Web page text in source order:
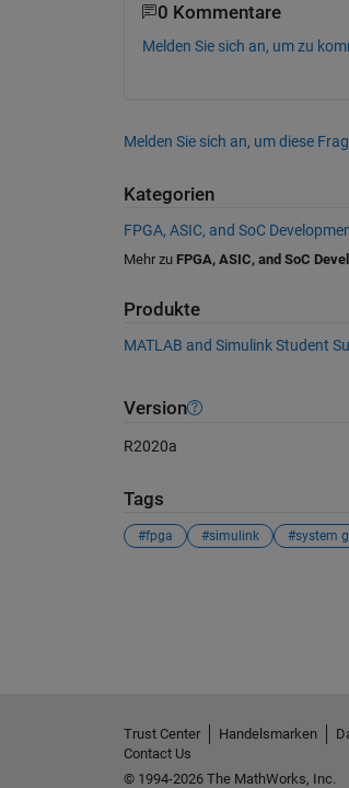
0 Kommentare
Melden Sie sich an, um zu
Melden Sie sich an, um diese
Kategorien
FPGA, ASIC, and SoC
Mehr zu FPGA, ASIC, and SoC
Produkte
MATLAB and Simulink Student
Version
R2020a
Tags
#fpga #simulink #system
Trust Center Handelsmarken
Contact Us
© 1994-2026 The MathWorks, Inc.